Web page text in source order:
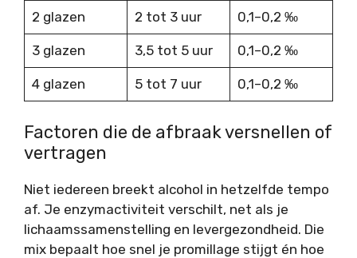
2 glazen 2 tot 3 uur 0,1–0,2 ‰
3 glazen 3,5 tot 5 uur 0,1–0,2 ‰
4 glazen 5 tot 7 uur 0,1–0,2 ‰
Factoren die de afbraak versnellen of
vertragen
Niet iedereen breekt alcohol in hetzelfde tempo
af. Je enzymactiviteit verschilt, net als je
lichaamssamenstelling en levergezondheid. Die
mix bepaalt hoe snel je promillage stijgt én hoe